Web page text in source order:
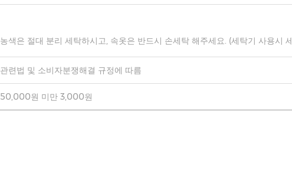
농색은 절대 분리 세탁하시고, 속옷은 반드시 손세탁 해주세요. (세탁기 사용시
관련법 및 소비자분쟁해결 규정에 따름
50,000원 미만 3,000원